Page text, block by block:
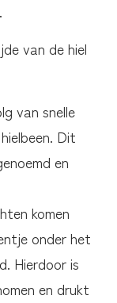
van de hiel
van snelle
Dit
en
komen
onder het
Hierdoor is
en drukt